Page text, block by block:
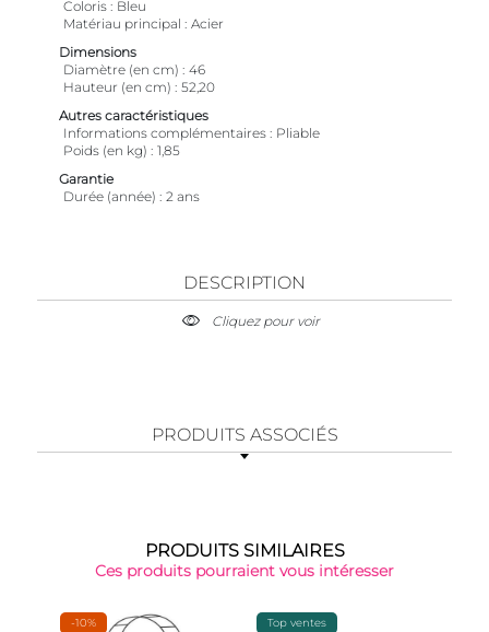
Coloris
Bleu
Matériau principal
Acier
Dimensions
Diamètre (en cm)
46
Hauteur (en cm)
52,20
Autres caractéristiques
Informations complémentaires
Pliable
Poids (en kg)
1,85
Garantie
Durée (année)
2 ans
DESCRIPTION
Cliquez pour voir
PRODUITS ASSOCIÉS
PRODUITS SIMILAIRES
Ces produits pourraient vous intéresser
-10% Top ventes